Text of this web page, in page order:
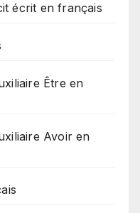
écrit en français
Être en
Avoir en